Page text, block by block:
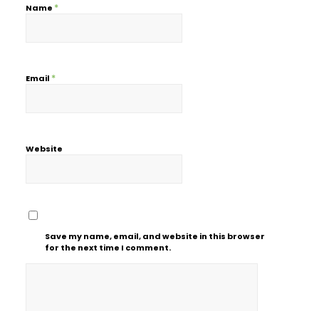
Name *
Email *
Website
Save my name, email, and website in this browser
for the next time I comment.